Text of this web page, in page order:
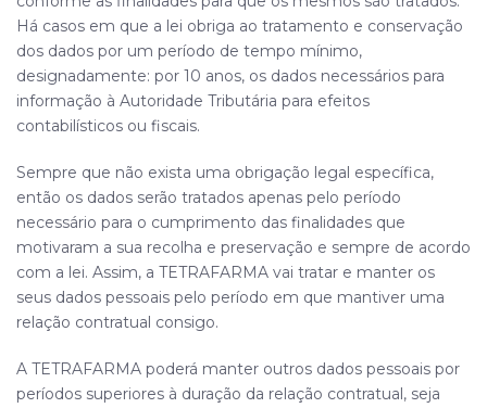
Há casos em que a lei obriga ao tratamento e conservação
dos dados por um período de tempo mínimo,
designadamente: por 10 anos, os dados necessários para
informação à Autoridade Tributária para efeitos
contabilísticos ou fiscais.
Sempre que não exista uma obrigação legal específica,
então os dados serão tratados apenas pelo período
necessário para o cumprimento das finalidades que
motivaram a sua recolha e preservação e sempre de acordo
com a lei. Assim, a TETRAFARMA vai tratar e manter os
seus dados pessoais pelo período em que mantiver uma
relação contratual consigo.
A TETRAFARMA poderá manter outros dados pessoais por
períodos superiores à duração da relação contratual, seja